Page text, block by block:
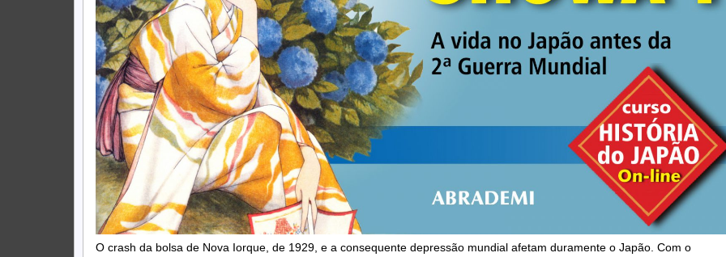
O crash da bolsa de Nova Iorque, de 1929, e a consequente depressão mundial afetam duramente o Japão. Com o